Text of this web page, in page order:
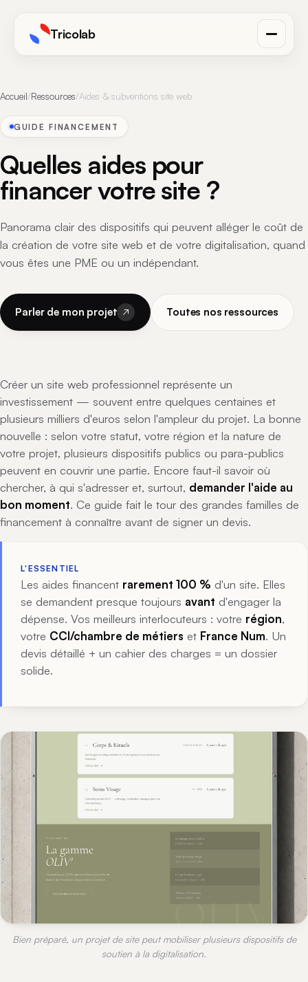
Tricolab
Accueil/Ressources/Aides & subventions site web
GUIDE FINANCEMENT
Quelles aides pour
financer votre site ?
Panorama clair des dispositifs qui peuvent alléger le coût de
la création de votre site web et de votre digitalisation, quand
vous êtes une PME ou un indépendant.
Parler de mon projet Toutes nos ressources
Créer un site web professionnel représente un
investissement — souvent entre quelques centaines et
plusieurs milliers d'euros selon l'ampleur du projet. La bonne
nouvelle : selon votre statut, votre région et la nature de
votre projet, plusieurs dispositifs publics ou para-publics
peuvent en couvrir une partie. Encore faut-il savoir où
chercher, à qui s'adresser et, surtout, demander l'aide au
bon moment. Ce guide fait le tour des grandes familles de
financement à connaître avant de signer un devis.
L'ESSENTIEL
Les aides financent rarement 100 % d'un site. Elles
se demandent presque toujours avant d'engager la
dépense. Vos meilleurs interlocuteurs : votre région,
votre CCI/chambre de métiers et France Num. Un
devis détaillé + un cahier des charges = un dossier
solide.
Bien préparé, un projet de site peut mobiliser plusieurs dispositifs de
soutien à la digitalisation.